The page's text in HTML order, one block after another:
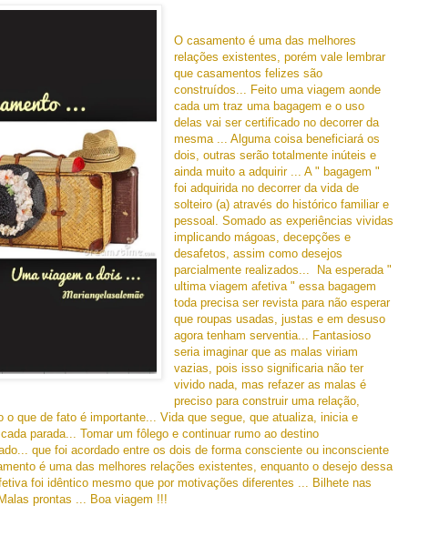
O casamento é uma das melhores
relações existentes, porém vale lembrar
que casamentos felizes são
construídos... Feito uma viagem aonde
cada um traz uma bagagem e o uso
delas vai ser certificado no decorrer da
mesma ... Alguma coisa beneficiará os
dois, outras serão totalmente inúteis e
ainda muito a adquirir ... A " bagagem "
foi adquirida no decorrer da vida de
solteiro (a) através do histórico familiar e
pessoal. Somado as experiências vividas
implicando mágoas, decepções e
desafetos, assim como desejos
parcialmente realizados... Na esperada "
ultima viagem afetiva " essa bagagem
toda precisa ser revista para não esperar
que roupas usadas, justas e em desuso
agora tenham serventia... Fantasioso
seria imaginar que as malas viriam
vazias, pois isso significaria não ter
vivido nada, mas refazer as malas é
preciso para construir uma relação,
o que de fato é importante... Vida que segue, que atualiza, inicia e
parada... Tomar um fôlego e continuar rumo ao destino
que foi acordado entre os dois de forma consciente ou inconsciente
é uma das melhores relações existentes, enquanto o desejo dessa
foi idêntico mesmo que por motivações diferentes ... Bilhete nas
prontas ... Boa viagem !!!